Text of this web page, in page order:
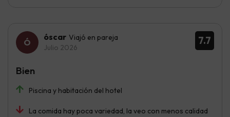
7.7
óscar Viajó en pareja
Julio 2026
Piscina y habitación del hotel
La comida hay poca variedad, la veo con menos calidad
Bien